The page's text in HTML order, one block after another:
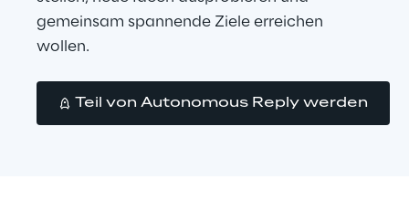
gemeinsam spannende Ziele erreichen
wollen.
Teil von Autonomous Reply werden